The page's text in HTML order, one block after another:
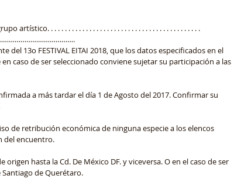
artístico. . . . . . . . . . . . . . . . . . . . . . . . . . . . . . . . . . . . . . . . . . . .
del 13o FESTIVAL EITAI 2018, que los datos especificados en el
caso de ser seleccionado conviene sujetar su participación a las
a más tardar el día 1 de Agosto del 2017. Confirmar su
de retribución económica de ninguna especie a los elencos
del encuentro.
hasta la Cd. De México DF. y viceversa. O en el caso de ser
de Querétaro.